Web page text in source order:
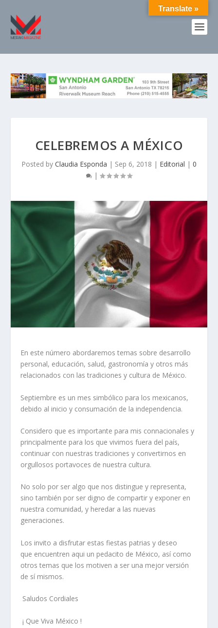
CELEBREMOS A MÉXICO
Posted by Claudia Esponda | Sep 6, 2018 | Editorial | 0
|
En este número abordaremos temas sobre desarrollo
personal, educación, salud, gastronomía y otros más
relacionados con las tradiciones y cultura de México.
Septiembre es un mes simbólico para los mexicanos,
debido al inicio y consumación de la independencia.
Considero que es importante para mis connacionales y
principalmente para los que vivimos fuera del país,
continuar con nuestras tradiciones y convertirnos en
orgullosos portavoces de nuestra cultura.
No solo por ser algo que nos distingue y representa,
sino también por ser digno de compartir y exponer en
nuestra comunidad, y heredar a las nuevas
generaciones.
Los invito a disfrutar estas fiestas patrias y deseo
que encuentren aqui un pedacito de México, así como
otros temas que los motiven a ser una mejor versión
de sí mismos.
Saludos Cordiales
¡ Que Viva México !
Translate »